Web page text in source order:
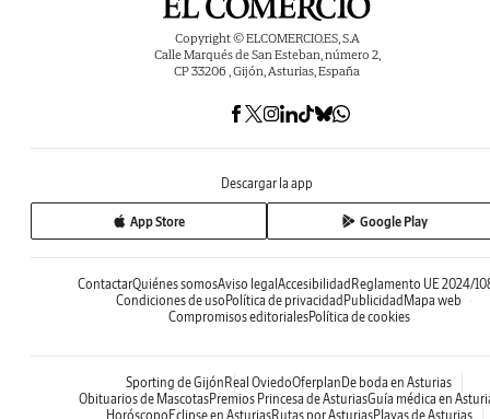
Copyright © ELCOMERCIO.ES, S.A
Calle Marqués de San Esteban, número 2,
CP 33206 , Gijón, Asturias, España
Descargar la app
App Store Google Play
ContactarQuiénes somosAviso legal Accesibilidad Reglamento UE 2024/
Condiciones de uso Política de privacidad Publicidad Mapa web
Compromisos editorialesPolítica de cookies
Sporting de Gijón Real OviedoOferplan De boda en Asturias
Obituarios de MascotasPremios Princesa de AsturiasGuía médica en
Horóscopo Eclipse en AsturiasRutas por AsturiasPlayas de Asturias